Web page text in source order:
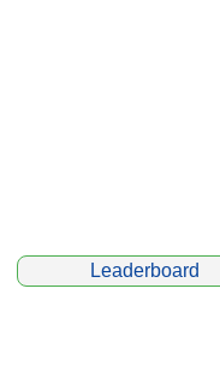
Leaderboard